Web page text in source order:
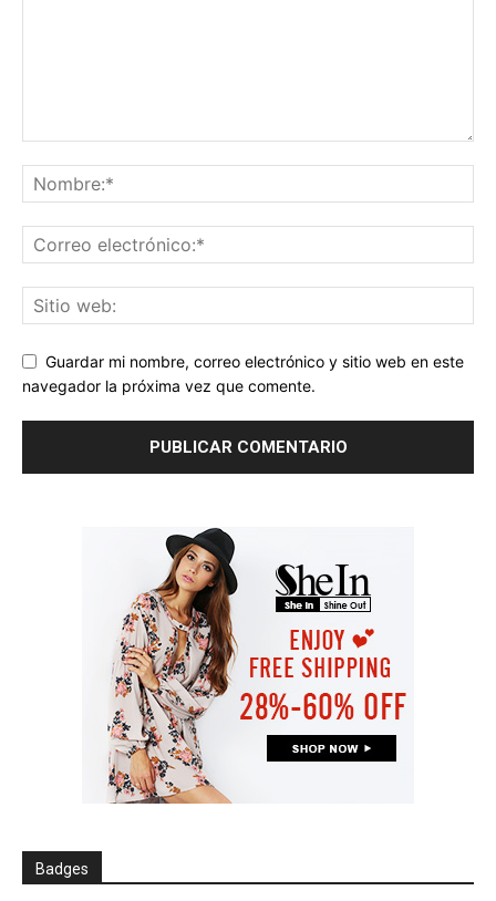
Guardar mi nombre, correo electrónico y sitio web en este
navegador la próxima vez que comente.
Badges